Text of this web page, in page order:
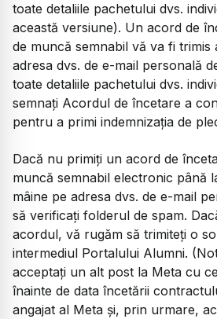
toate detaliile pachetului dvs.
această versiune). Un acord de
de muncă semnabil vă va fi trimis
adresa dvs. de e-mail personală
toate detaliile pachetului dvs.
semnați Acordul de încetare a
pentru a primi indemnizația de
Dacă nu primiți un acord de
muncă semnabil electronic până
mâine pe adresa dvs. de e-mail
să verificați folderul de spam.
acordul, vă rugăm să trimiteți o
intermediul Portalului Alumni.
acceptați un alt post la Meta cu
înainte de data încetării
angajat al Meta și, prin urmare,